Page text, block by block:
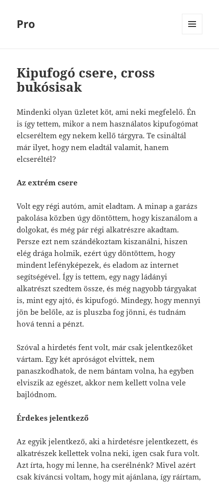
Pro
Kipufogó csere, cross
bukósisak
Mindenki olyan üzletet köt, ami neki megfelelő. Én
is így tettem, mikor a nem használatos kipufogómat
elcseréltem egy nekem kellő tárgyra. Te csináltál
már ilyet, hogy nem eladtál valamit, hanem
elcseréltél?
Az extrém csere
Volt egy régi autóm, amit eladtam. A minap a garázs
pakolása közben úgy döntöttem, hogy kiszanálom a
dolgokat, és még pár régi alkatrészre akadtam.
Persze ezt nem szándékoztam kiszanálni, hiszen
elég drága holmik, ezért úgy döntöttem, hogy
mindent lefényképezek, és eladom az internet
segítségével. Így is tettem, egy nagy ládányi
alkatrészt szedtem össze, és még nagyobb tárgyakat
is, mint egy ajtó, és kipufogó. Mindegy, hogy mennyi
jön be belőle, az is pluszba fog jönni, és tudnám
hová tenni a pénzt.
Szóval a hirdetés fent volt, már csak jelentkezőket
vártam. Egy két apróságot elvittek, nem
panaszkodhatok, de nem bántam volna, ha egyben
elviszik az egészet, akkor nem kellett volna vele
bajlódnom.
Érdekes jelentkező
Az egyik jelentkező, aki a hirdetésre jelentkezett, és
alkatrészek kellettek volna neki, igen csak fura volt.
Azt írta, hogy mi lenne, ha cserélnénk? Mivel azért
csak kíváncsi voltam, hogy mit ajánlana, így ráírtam,